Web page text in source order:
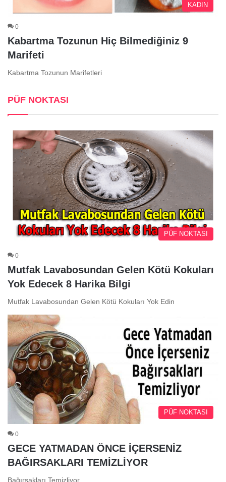
KADIN
0
Kabartma Tozunun Hiç Bilmediğiniz 9
Marifeti
Kabartma Tozunun Marifetleri
PÜF NOKTASI
PÜF NOKTASI
0
Mutfak Lavabosundan Gelen Kötü Kokuları
Yok Edecek 8 Harika Bilgi
Mutfak Lavabosundan Gelen Kötü Kokuları Yok Edin
PÜF NOKTASI
0
GECE YATMADAN ÖNCE İÇERSENİZ
BAĞIRSAKLARI TEMİZLİYOR
Bağırsakları Temizliyor